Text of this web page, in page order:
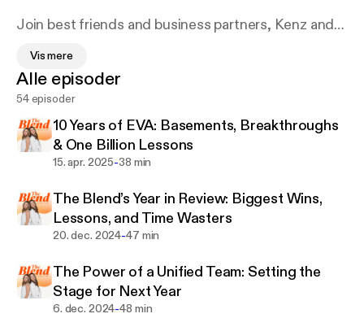
Join best friends and business partners, Kenz and
learned, and honest conversations about
entrepreneurship and life. From practical strategies
to personal anecdotes, they keep it real while
emphasizing the importance of mental health and
friendship in the founder journey. Tune in for a
refreshing take on blending business and
Vis mere
Alle episoder
54 episoder
10 Years of EVA: Basements, Breakthroughs
& One Billion Lessons
15. apr. 2025-38 min
The Blend’s Year in Review: Biggest Wins,
Lessons, and Time Wasters
20. dec. 2024-47 min
The Power of a Unified Team: Setting the
Stage for Next Year
6. dec. 2024-48 min